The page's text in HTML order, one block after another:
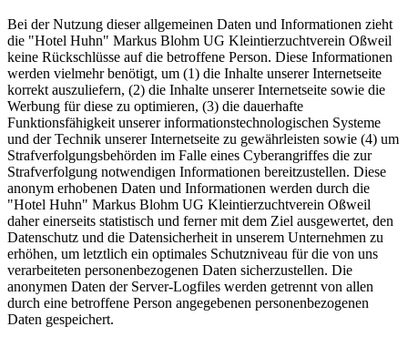
Bei der Nutzung dieser allgemeinen Daten und Informationen zieht
die "Hotel Huhn" Markus Blohm UG Kleintierzuchtverein Oßweil
keine Rückschlüsse auf die betroffene Person. Diese Informationen
werden vielmehr benötigt, um (1) die Inhalte unserer Internetseite
korrekt auszuliefern, (2) die Inhalte unserer Internetseite sowie die
Werbung für diese zu optimieren, (3) die dauerhafte
Funktionsfähigkeit unserer informationstechnologischen Systeme
und der Technik unserer Internetseite zu gewährleisten sowie (4) um
Strafverfolgungsbehörden im Falle eines Cyberangriffes die zur
Strafverfolgung notwendigen Informationen bereitzustellen. Diese
anonym erhobenen Daten und Informationen werden durch die
"Hotel Huhn" Markus Blohm UG Kleintierzuchtverein Oßweil
daher einerseits statistisch und ferner mit dem Ziel ausgewertet, den
Datenschutz und die Datensicherheit in unserem Unternehmen zu
erhöhen, um letztlich ein optimales Schutzniveau für die von uns
verarbeiteten personenbezogenen Daten sicherzustellen. Die
anonymen Daten der Server-Logfiles werden getrennt von allen
durch eine betroffene Person angegebenen personenbezogenen
Daten gespeichert.